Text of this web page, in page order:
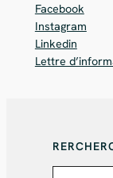
Facebook
Instagram
Linkedin
Lettre